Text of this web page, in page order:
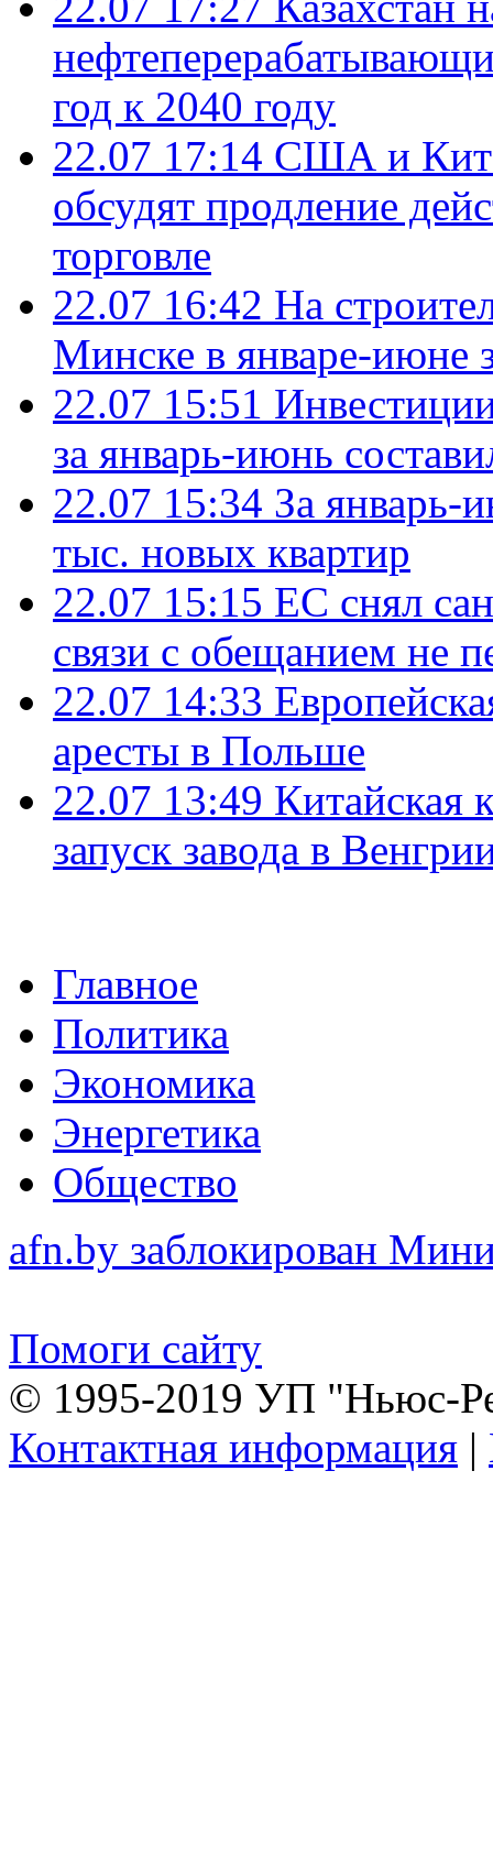
год к 2040 году
22.07 17:14 США и
обсудят продление
торговле
22.07 16:42 На
Минске в январе-июне
22.07 15:51
за январь-июнь
22.07 15:34 За январь-
тыс. новых квартир
22.07 15:15 ЕС снял
связи с обещанием не
22.07 14:33
аресты в Польше
22.07 13:49 Китайская
запуск завода в
Главное
Политика
Экономика
Энергетика
Общество
afn.by заблокирован
Помоги сайту
© 1995-2019 УП "Ньюс-
Контактная информация |